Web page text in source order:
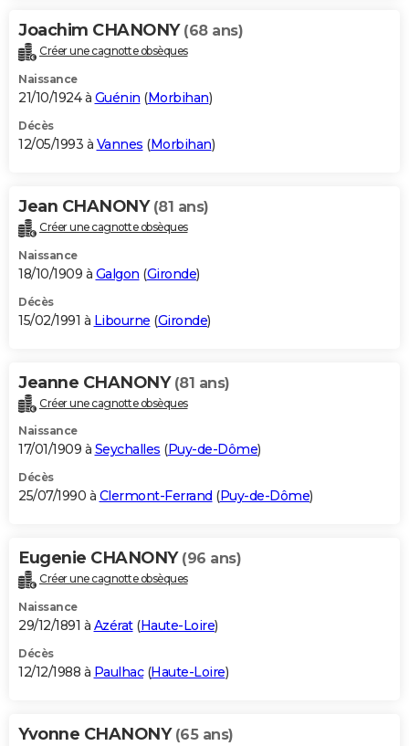
Joachim CHANONY (68 ans)
Créer une cagnotte obsèques
Naissance
21/10/1924 à Guénin (Morbihan)
Décès
12/05/1993 à Vannes (Morbihan)
Jean CHANONY (81 ans)
Créer une cagnotte obsèques
Naissance
18/10/1909 à Galgon (Gironde)
Décès
15/02/1991 à Libourne (Gironde)
Jeanne CHANONY (81 ans)
Créer une cagnotte obsèques
Naissance
17/01/1909 à Seychalles (Puy-de-Dôme)
Décès
25/07/1990 à Clermont-Ferrand (Puy-de-Dôme)
Eugenie CHANONY (96 ans)
Créer une cagnotte obsèques
Naissance
29/12/1891 à Azérat(Haute-Loire)
Décès
12/12/1988 à Paulhac(Haute-Loire)
Yvonne CHANONY (65 ans)